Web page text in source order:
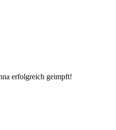
erfolgreich geimpft!